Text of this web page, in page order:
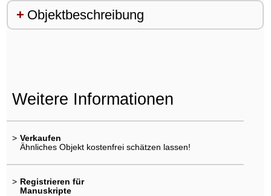
Objektbeschreibung
Weitere Informationen
> Verkaufen
Ähnliches Objekt kostenfrei schätzen lassen!
> Registrieren für
Manuskripte